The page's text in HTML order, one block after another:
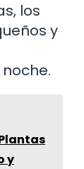
los
y
y